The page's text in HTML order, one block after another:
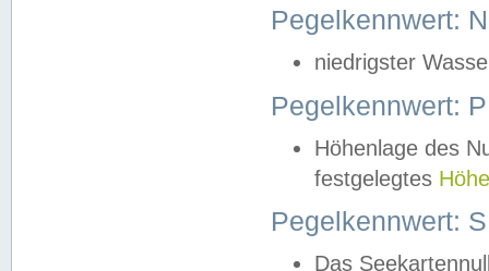
Pegelkennwert:
niedrigster
Pegelkennwert:
Höhenlage des
festgelegtes
Pegelkennwert:
Das